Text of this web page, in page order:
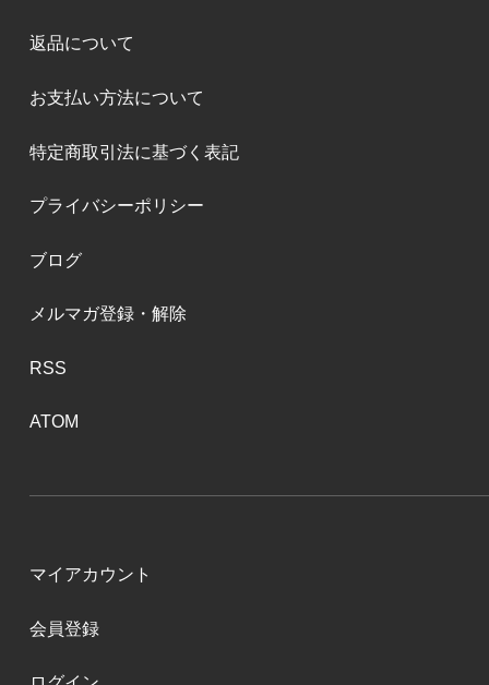
返品について
お支払い方法について
特定商取引法に基づく表記
プライバシーポリシー
ブログ
メルマガ登録・解除
RSS
ATOM
マイアカウント
会員登録